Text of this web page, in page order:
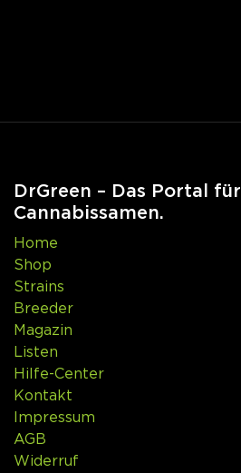
DrGreen – Das Portal für
Cannabissamen.
Home
Shop
Strains
Breeder
Magazin
Listen
Hilfe-Center
Kontakt
Impressum
AGB
Widerruf